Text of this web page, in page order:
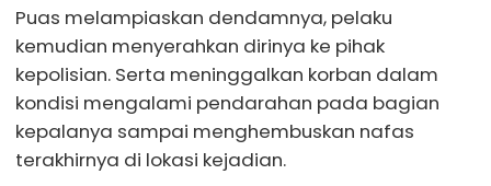
Puas melampiaskan dendamnya, pelaku
kemudian menyerahkan dirinya ke pihak
kepolisian. Serta meninggalkan korban dalam
kondisi mengalami pendarahan pada bagian
kepalanya sampai menghembuskan nafas
terakhirnya di lokasi kejadian.